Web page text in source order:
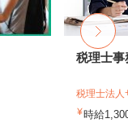
税理士事
税理士法人
時給